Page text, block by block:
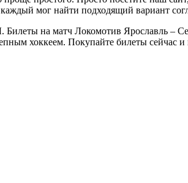
мог найти подходящий вариант
на матч Локомотив Ярославль –
хоккеем. Покупайте билеты